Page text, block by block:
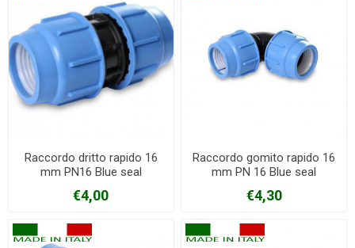
Raccordo dritto rapido 16
mm PN16 Blue seal
€4,00
Raccordo gomito rapido 16
mm PN 16 Blue seal
€4,30